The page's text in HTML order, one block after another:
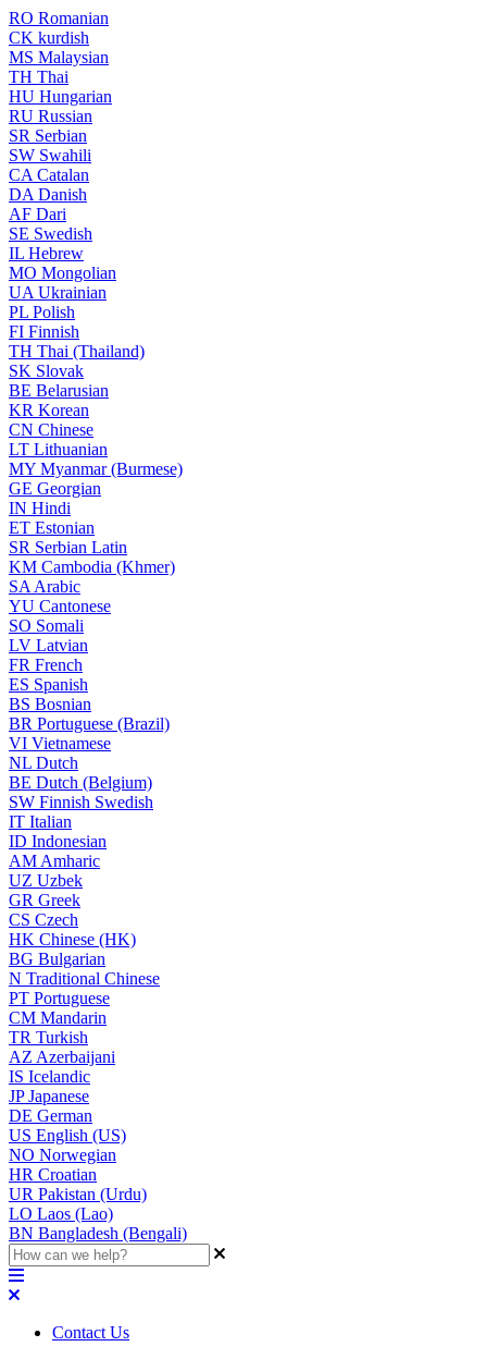
RO Romanian
CK kurdish
MS Malaysian
TH Thai
HU Hungarian
RU Russian
SR Serbian
SW Swahili
CA Catalan
DA Danish
AF Dari
SE Swedish
IL Hebrew
MO Mongolian
UA Ukrainian
PL Polish
FI Finnish
TH Thai (Thailand)
SK Slovak
BE Belarusian
KR Korean
CN Chinese
LT Lithuanian
MY Myanmar (Burmese)
GE Georgian
IN Hindi
ET Estonian
SR Serbian Latin
KM Cambodia (Khmer)
SA Arabic
YU Cantonese
SO Somali
LV Latvian
FR French
ES Spanish
BS Bosnian
BR Portuguese (Brazil)
VI Vietnamese
NL Dutch
BE Dutch (Belgium)
SW Finnish Swedish
IT Italian
ID Indonesian
AM Amharic
UZ Uzbek
GR Greek
CS Czech
HK Chinese (HK)
BG Bulgarian
N Traditional Chinese
PT Portuguese
CM Mandarin
TR Turkish
AZ Azerbaijani
IS Icelandic
JPJapanese
DE German
US English (US)
NO Norwegian
HR Croatian
UR Pakistan (Urdu)
LO Laos (Lao)
BN Bangladesh (Bengali)
Contact Us